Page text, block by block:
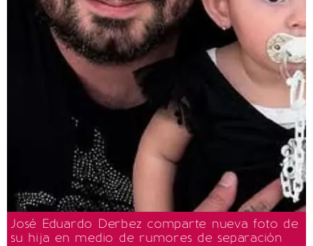
José Eduardo Derbez comparte nueva foto de
su hija en medio de rumores de separación